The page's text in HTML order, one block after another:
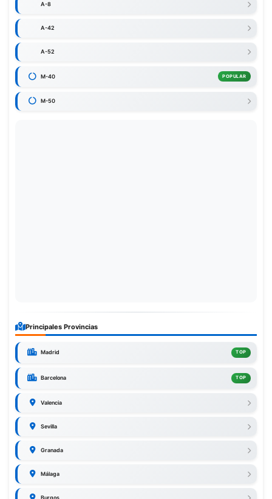
A-8
A-42
A-52
M-40 POPULAR
M-50
Principales Provincias
Madrid TOP
Barcelona TOP
Valencia
Sevilla
Granada
Málaga
Burgos